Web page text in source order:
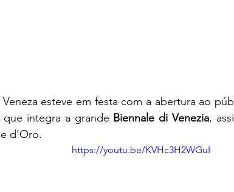
esteve em festa com a abertura ao
que integra a grande Biennale di Venezia,
d’Oro.
https://youtu.be/KVHc3H2WGuI